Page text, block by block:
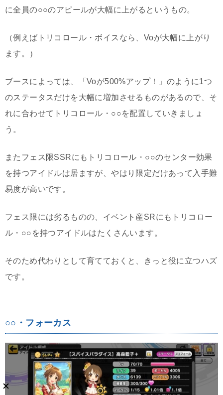
に全員の○○のアピールが大幅に上がるというもの。
（例えばトリコロール・ボイスなら、Voが大幅に上がり
ます。）
ブースによっては、「Voが500%アップ！」のように1つ
のステータスだけを大幅に増加させるものがあるので、そ
れに合わせてトリコロール・○○を配置していきましょ
う。
またフェス限SSRにもトリコロール・○○のセンター効果
を持つアイドルは居ますが、やはり限定だけあって入手難
易度が高いです。
フェス限には劣るものの、イベント産SRにもトリコロー
ル・○○を持つアイドルはたくさんいます。
そのため代わりとして育てておくと、きっと役に立つハズ
です。
○○・フォーカス